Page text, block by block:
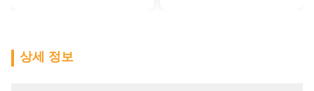
상세 정보